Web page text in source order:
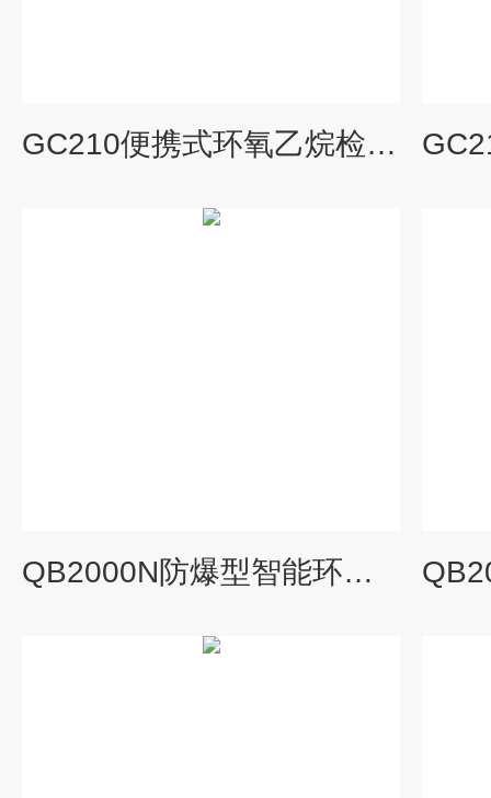
GC210便携式环氧乙烷检测仪轻巧耐用检测精准现货供应
QB2000N防爆型智能环氧乙烷气体检测仪即插即用